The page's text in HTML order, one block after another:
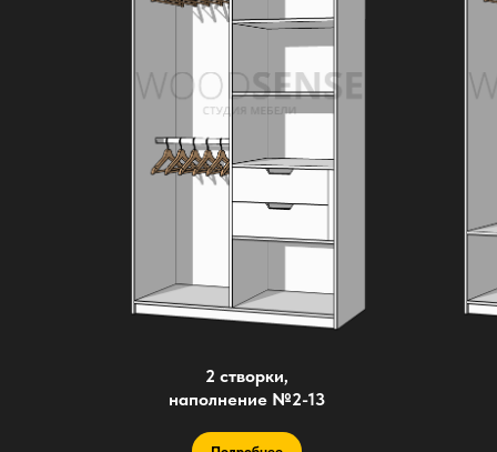
2 створки,
наполнение №2-13